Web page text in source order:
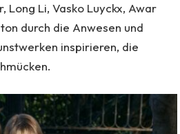
Long Li, Vasko Luyckx, Awar
durch die Anwesen und
inspirieren, die